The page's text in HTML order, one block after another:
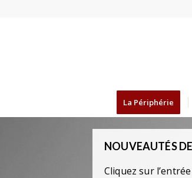
La Périphérie
NOUVEAUTÉS
Cliquez sur